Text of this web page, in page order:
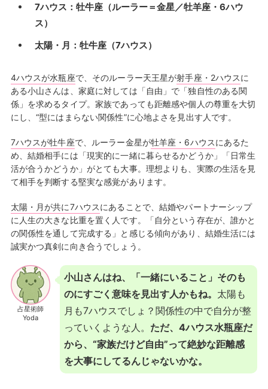
7ハウス：牡牛座（ルーラー＝金星／牡羊座・6ハウ
ス）
太陽・月：牡牛座（7ハウス）
4ハウスが水瓶座で、そのルーラー天王星が射手座・2ハウスに
ある小山さんは、家庭に対しては「自由」で「独自性のある関
係」を求めるタイプ。家族であっても距離感や個人の尊重を大切
にし、“型にはまらない関係性”に心地よさを見出す人です。
7ハウスが牡牛座で、ルーラー金星が牡羊座・6ハウスにあるた
め、結婚相手には「現実的に一緒に暮らせるかどうか」「日常生
活が合うかどうか」がとても大事。理想よりも、実際の生活を見
て相手を判断する堅実な感覚があります。
太陽・月が共に7ハウスにあることで、結婚やパートナーシップ
に人生の大きな比重を置く人です。「自分という存在が、誰かと
の関係性を通して完成する」と感じる傾向があり、結婚生活には
誠実かつ真剣に向き合うでしょう。
占星術師
Yoda
小山さんはね、「一緒にいること」そのも
のにすごく意味を見出す人かもね。 太陽も
月も7ハウスでしょ？関係性の中で自分が整
っていくような人。 ただ、4ハウス水瓶座だ
から、“家族だけど自由”って絶妙な距離感
を大事にしてるんじゃないかな。